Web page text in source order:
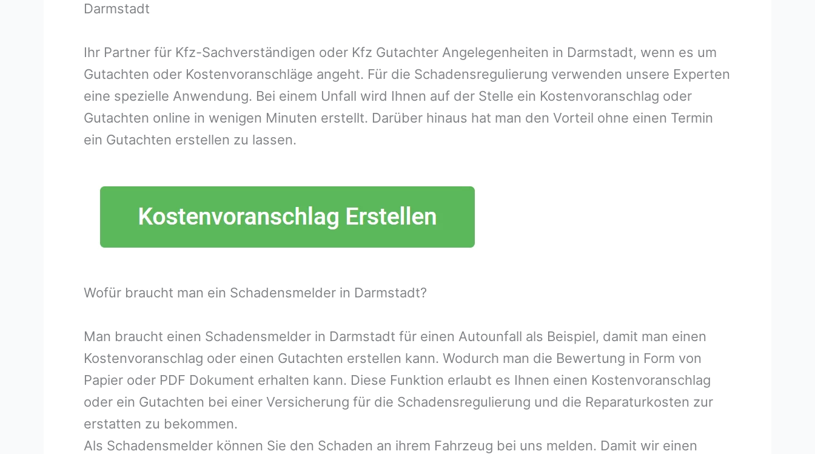
Darmstadt
Ihr Partner für Kfz-Sachverständigen oder Kfz Gutachter Angelegenheiten in Darmstadt, wenn es um
Gutachten oder Kostenvoranschläge angeht. Für die Schadensregulierung verwenden unsere Experten
eine spezielle Anwendung. Bei einem Unfall wird Ihnen auf der Stelle ein Kostenvoranschlag oder
Gutachten online in wenigen Minuten erstellt. Darüber hinaus hat man den Vorteil ohne einen Termin
ein Gutachten erstellen zu lassen.
Wofür braucht man ein Schadensmelder in Darmstadt?
Man braucht einen Schadensmelder in Darmstadt für einen Autounfall als Beispiel, damit man einen
Kostenvoranschlag oder einen Gutachten erstellen kann. Wodurch man die Bewertung in Form von
Papier oder PDF Dokument erhalten kann. Diese Funktion erlaubt es Ihnen einen Kostenvoranschlag
oder ein Gutachten bei einer Versicherung für die Schadensregulierung und die Reparaturkosten zur
erstatten zu bekommen.
Als Schadensmelder können Sie den Schaden an ihrem Fahrzeug bei uns melden. Damit wir einen